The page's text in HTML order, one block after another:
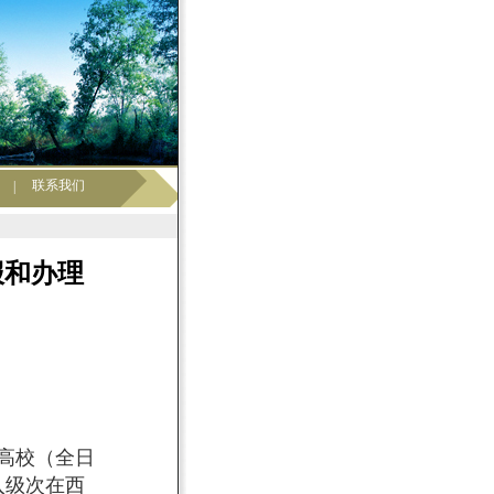
联系我们
办理
校（全日
次在西